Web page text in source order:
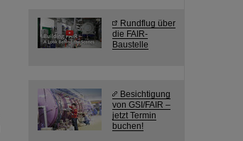
Rundflug über
die FAIR-
Baustelle
Besichtigung
von GSI/FAIR –
jetzt Termin
buchen!